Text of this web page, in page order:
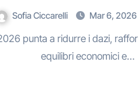
Sofia Ciccarelli Mar 6, 2026
punta a ridurre i dazi,
equilibri economici e…